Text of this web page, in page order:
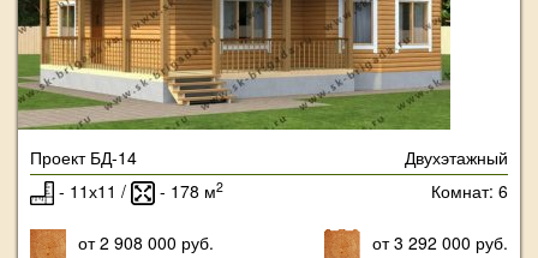
Проект БД-14
Двухэтажный
- 11х11 /
- 178 м2 Комнат: 6
от 2 908 000 руб. от 3 292 000 руб.